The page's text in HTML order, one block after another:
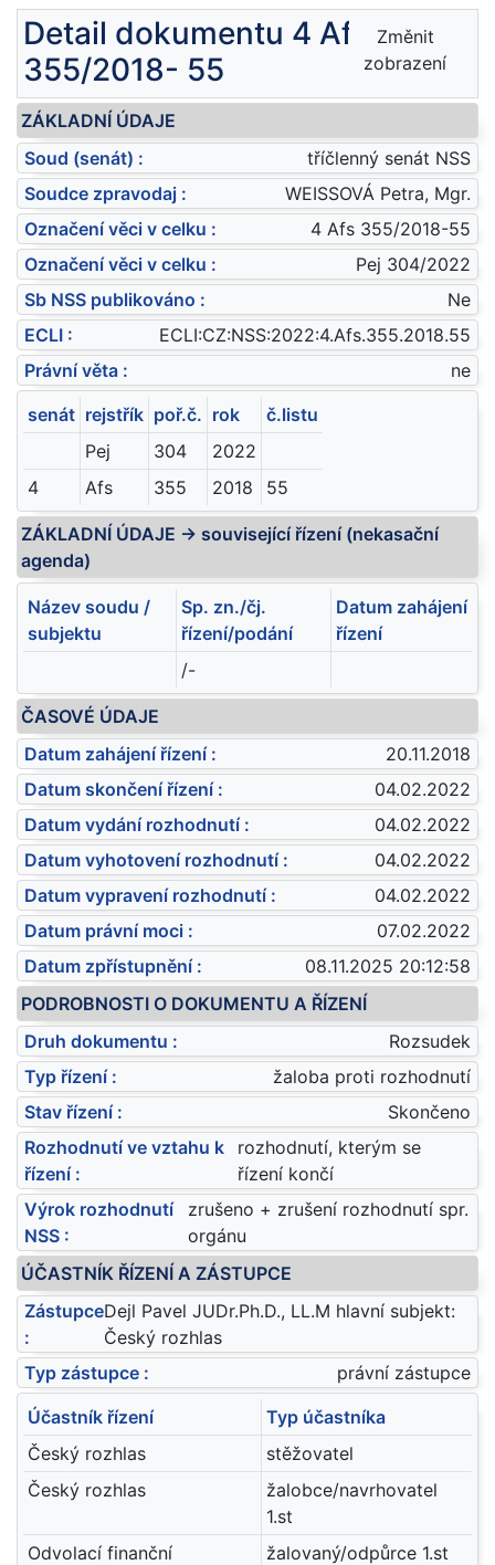
Detail dokumentu 4 Afs
355/2018- 55
Změnit
zobrazení
ZÁKLADNÍ ÚDAJE
Soud (senát) :
tříčlenný senát NSS
Soudce zpravodaj :
WEISSOVÁ Petra, Mgr.
Označení věci v celku :
4 Afs 355/2018-55
Označení věci v celku :
Pej 304/2022
Sb NSS publikováno :
Ne
ECLI :
ECLI:CZ:NSS:2022:4.Afs.355.2018.55
Právní věta :
ne
senát rejstřík poř.č. rok
č.listu
Pej
304
2022
4
Afs 355 2018 55
ZÁKLADNÍ ÚDAJE -> související řízení (nekasační
agenda)
Název soudu /
subjektu
Sp. zn./čj.
řízení/podání
Datum zahájení
řízení
/-
ČASOVÉ ÚDAJE
Datum zahájení řízení :
20.11.2018
Datum skončení řízení :
04.02.2022
Datum vydání rozhodnutí :
04.02.2022
Datum vyhotovení rozhodnutí :
04.02.2022
Datum vypravení rozhodnutí :
04.02.2022
Datum právní moci :
07.02.2022
Datum zpřístupnění :
08.11.2025 20:12:58
PODROBNOSTI O DOKUMENTU A ŘÍZENÍ
Druh dokumentu :
Rozsudek
Typ řízení :
žaloba proti rozhodnutí
Stav řízení :
Skončeno
Rozhodnutí ve vztahu k
řízení :
rozhodnutí, kterým se
řízení končí
Výrok rozhodnutí
NSS :
zrušeno + zrušení rozhodnutí spr.
orgánu
ÚČASTNÍK ŘÍZENÍ A ZÁSTUPCE
Zástupce
:
Dejl Pavel JUDr.Ph.D., LL.M hlavní subjekt:
Český rozhlas
Typ zástupce :
právní zástupce
Účastník řízení
Typ účastníka
Český rozhlas
stěžovatel
Český rozhlas
žalobce/navrhovatel
1.st
Odvolací finanční
žalovaný/odpůrce 1.st